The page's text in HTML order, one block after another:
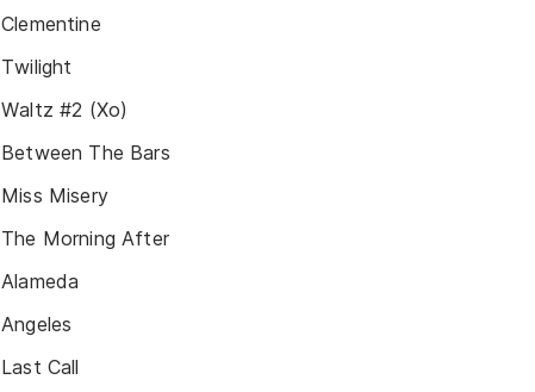
Clementine
Twilight
Waltz #2 (Xo)
Between The Bars
Miss Misery
The Morning After
Alameda
Angeles
Last Call